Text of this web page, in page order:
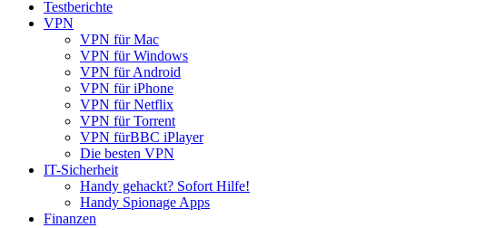
Testberichte
VPN
VPN für Mac
VPN für Windows
VPN für Android
VPN für iPhone
VPN für Netflix
VPN für Torrent
VPN fürBBC iPlayer
Die besten VPN
IT-Sicherheit
Handy gehackt? Sofort Hilfe!
Handy Spionage Apps
Finanzen